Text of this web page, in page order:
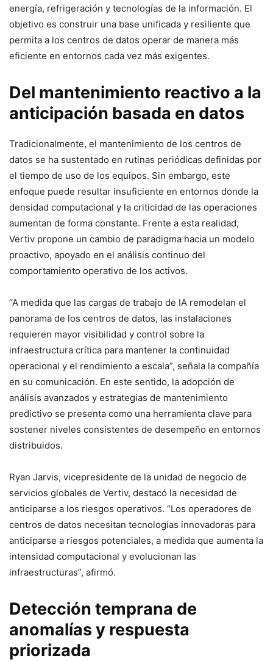
energía, refrigeración y tecnologías de la información. El
objetivo es construir una base unificada y resiliente que
permita a los centros de datos operar de manera más
eficiente en entornos cada vez más exigentes.
Del mantenimiento reactivo a la
anticipación basada en datos
Tradicionalmente, el mantenimiento de los centros de
datos se ha sustentado en rutinas periódicas definidas por
el tiempo de uso de los equipos. Sin embargo, este
enfoque puede resultar insuficiente en entornos donde la
densidad computacional y la criticidad de las operaciones
aumentan de forma constante. Frente a esta realidad,
Vertiv propone un cambio de paradigma hacia un modelo
proactivo, apoyado en el análisis continuo del
comportamiento operativo de los activos.
“A medida que las cargas de trabajo de IA remodelan el
panorama de los centros de datos, las instalaciones
requieren mayor visibilidad y control sobre la
infraestructura crítica para mantener la continuidad
operacional y el rendimiento a escala”, señala la compañía
en su comunicación. En este sentido, la adopción de
análisis avanzados y estrategias de mantenimiento
predictivo se presenta como una herramienta clave para
sostener niveles consistentes de desempeño en entornos
distribuidos.
Ryan Jarvis, vicepresidente de la unidad de negocio de
servicios globales de Vertiv, destacó la necesidad de
anticiparse a los riesgos operativos. “Los operadores de
centros de datos necesitan tecnologías innovadoras para
anticiparse a riesgos potenciales, a medida que aumenta la
intensidad computacional y evolucionan las
infraestructuras”, afirmó.
Detección temprana de
anomalías y respuesta
priorizada